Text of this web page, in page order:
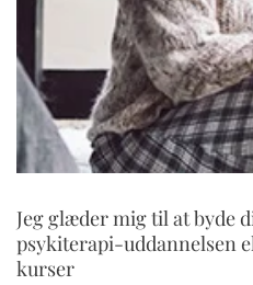
Jeg glæder mig til at byde
psykiterapi-uddannelsen
kurser